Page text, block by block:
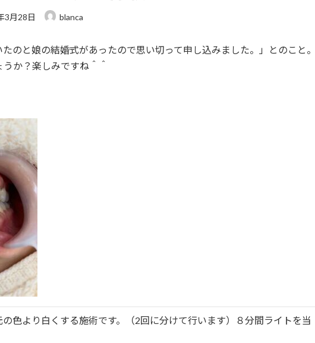
3月28日 blanca
たのと娘の結婚式があったので思い切って申し込みました。」とのこと。
か？楽しみですね＾＾
色より白くする施術です。（2回に分けて行います）８分間ライトを当